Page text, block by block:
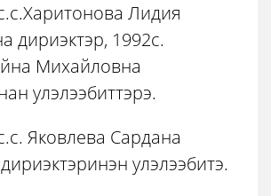
Лидия
дириэктэр, 1992с.
Михайловна
улэлээбиттэрэ.
Яковлева Сардана
улэлээбитэ.